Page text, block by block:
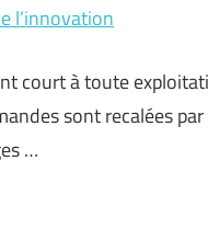
l’innovation
court à toute
sont recalées
…